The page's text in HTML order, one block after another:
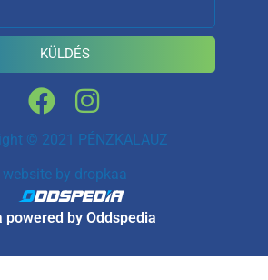
KÜLDÉS
© 2021 PÉNZKALAUZ
website by dropkaa
powered by Oddspedia